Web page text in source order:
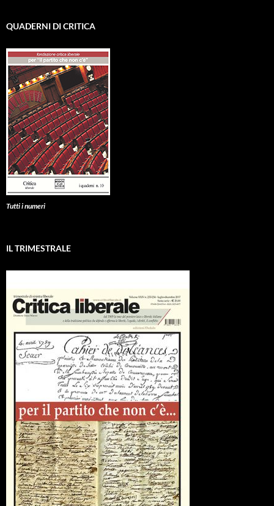
QUADERNI DI CRITICA
Tutti i numeri
IL TRIMESTRALE